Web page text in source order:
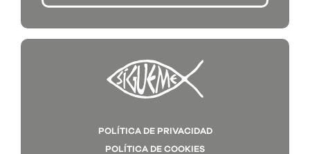
POLÍTICA DE PRIVACIDAD
POLÍTICA DE COOKIES